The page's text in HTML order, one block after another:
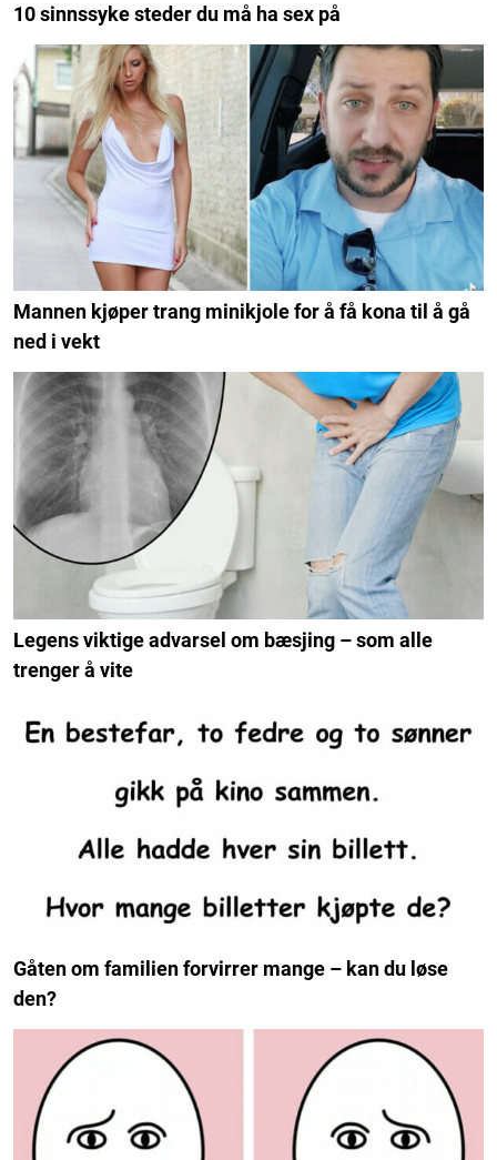
10 sinnssyke steder du må ha sex på
Mannen kjøper trang minikjole for å få kona til å gå
ned i vekt
Legens viktige advarsel om bæsjing – som alle
trenger å vite
Gåten om familien forvirrer mange – kan du løse
den?